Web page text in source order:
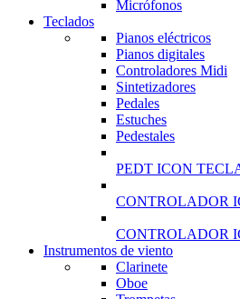
Micrófonos
Teclados
Pianos eléctricos
Pianos digitales
Controladores Midi
Sintetizadores
Pedales
Estuches
Pedestales
PEDT ICON
CONTROLADOR
CONTROLADOR
Instrumentos de viento
Clarinete
Oboe